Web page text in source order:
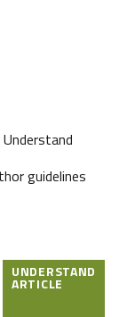
Understand
guidelines
UNDERSTAND
ARTICLE